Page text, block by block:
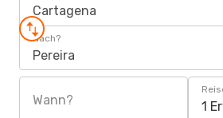
Cartagena
Nach?
Pereira
Wann? 1